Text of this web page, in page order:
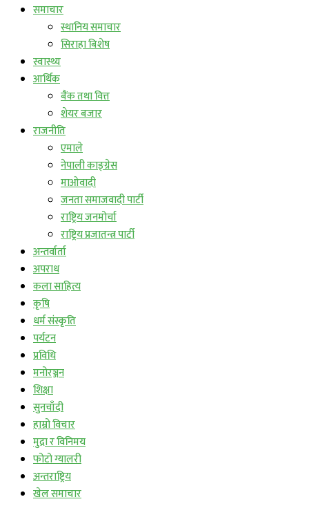
समाचार
स्थानिय समाचार
सिराहा बिशेष
स्वास्थ्य
आर्थिक
बैंक तथा वित्त
शेयर बजार
राजनीति
एमाले
नेपाली काङ्ग्रेस
माओवादी
जनता समाजवादी पार्टी
राष्ट्रिय जनमोर्चा
राष्ट्रिय प्रजातन्त्र पार्टी
अन्तर्वार्ता
अपराध
कला साहित्य
कृषि
धर्म संस्कृति
पर्यटन
प्रविधि
मनोरञ्जन
शिक्षा
सुनचाँदी
हाम्रो विचार
मुद्रा र विनिमय
फोटो ग्यालरी
अन्तराष्ट्रिय
खेल समाचार